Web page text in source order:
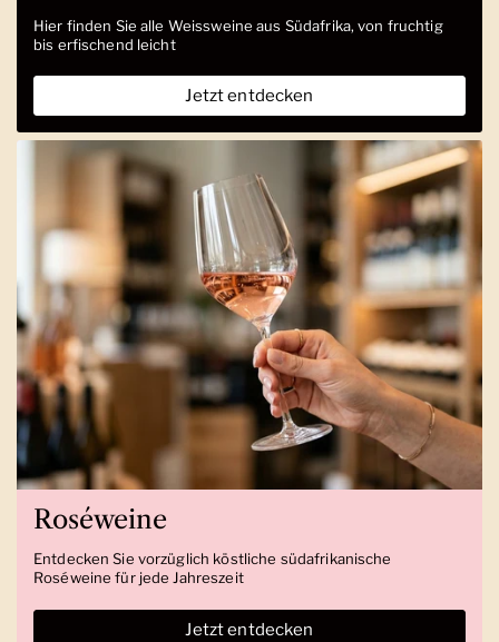
Hier finden Sie alle Weissweine aus Südafrika, von fruchtig
bis erfischend leicht
Jetzt entdecken
Roséweine
Entdecken Sie vorzüglich köstliche südafrikanische
Roséweine für jede Jahreszeit
Jetzt entdecken